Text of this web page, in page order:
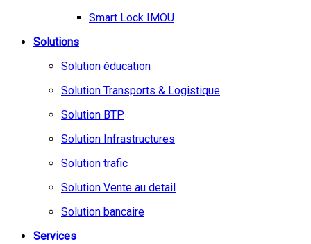
Smart Lock IMOU
Solutions
Solution éducation
Solution Transports & Logistique
Solution BTP
Solution Infrastructures
Solution trafic
Solution Vente au detail
Solution bancaire
Services